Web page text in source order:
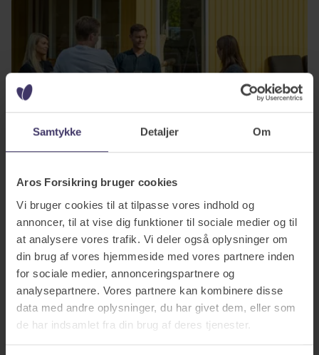
Samtykke Detaljer Om
Aros Forsikring bruger cookies
Vi bruger cookies til at tilpasse vores indhold og
annoncer, til at vise dig funktioner til sociale medier og til
at analysere vores trafik. Vi deler også oplysninger om
din brug af vores hjemmeside med vores partnere inden
for sociale medier, annonceringspartnere og
analysepartnere. Vores partnere kan kombinere disse
data med andre oplysninger, du har givet dem, eller som
de har indsamlet fra din brug af deres tjenester.
Dig og din bil: Få mere tryghed som bilist
Under alle omstændigheder er du formentlig optaget af, at din bil er